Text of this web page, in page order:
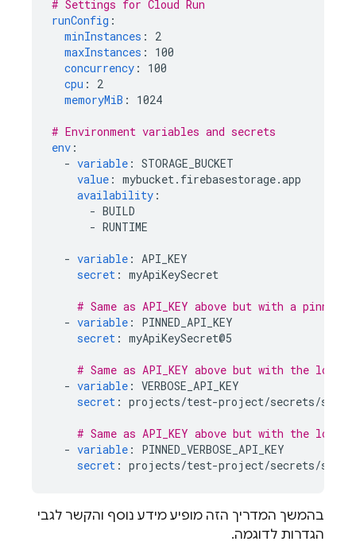
# Settings for Cloud Run
runConfig :
minInstances :
2
maxInstances :
100
concurrency :
100
cpu :
2
memoryMiB : 1024
# Environment variables and secrets
env :
- variable : STORAGE_BUCKET
value : mybucket.firebasestorage.app
availability :
- BUILD
- RUNTIME
- variable : API_KEY
secret : myApiKeySecret
# Same as API_KEY above but with a pinned
- variable :
PINNED_API_KEY
secret : myApiKeySecret@5
# Same as API_KEY above but with the
- variable : VERBOSE_API_KEY
secret : projects/test-project/secrets/
# Same as API_KEY above but with the
- variable :
PINNED_VERBOSE_API_KEY
secret : projects/test-project/secrets/
בהמשך המדריך הזה מופיע מידע נוסף והקשר לגבי
הגדרות לדוגמה.